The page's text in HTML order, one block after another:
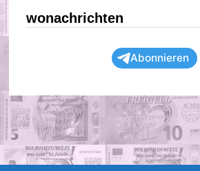
wonachrichten
Abonnieren